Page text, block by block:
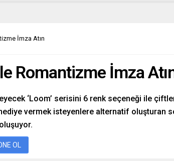
İmza Atın
Romantizme İmza
‘Loom’ serisini 6 renk seçeneği ile
vermek isteyenlere alternatif oluşturan
OL